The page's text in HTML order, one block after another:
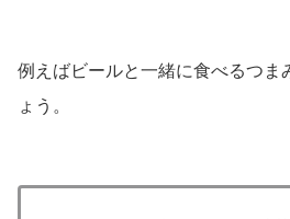
例えばビールと一緒に食べるつま
ょう。